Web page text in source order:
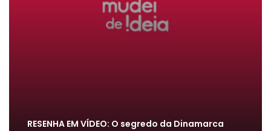
RESENHA EM VÍDEO: O segredo da Dinamarca